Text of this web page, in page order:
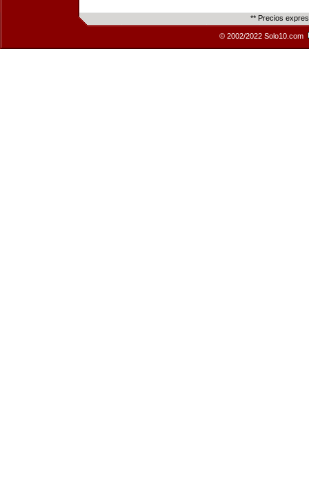
** Precios
© 2002/2022 Solo10.com